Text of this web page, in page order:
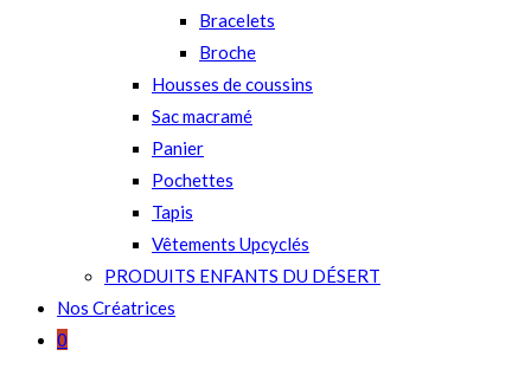
SEARCH
Bracelets
Broche
Housses de coussins
Sac macramé
Panier
Pochettes
Tapis
Vêtements Upcyclés
PRODUITS ENFANTS DU DÉSERT
Nos Créatrices
0